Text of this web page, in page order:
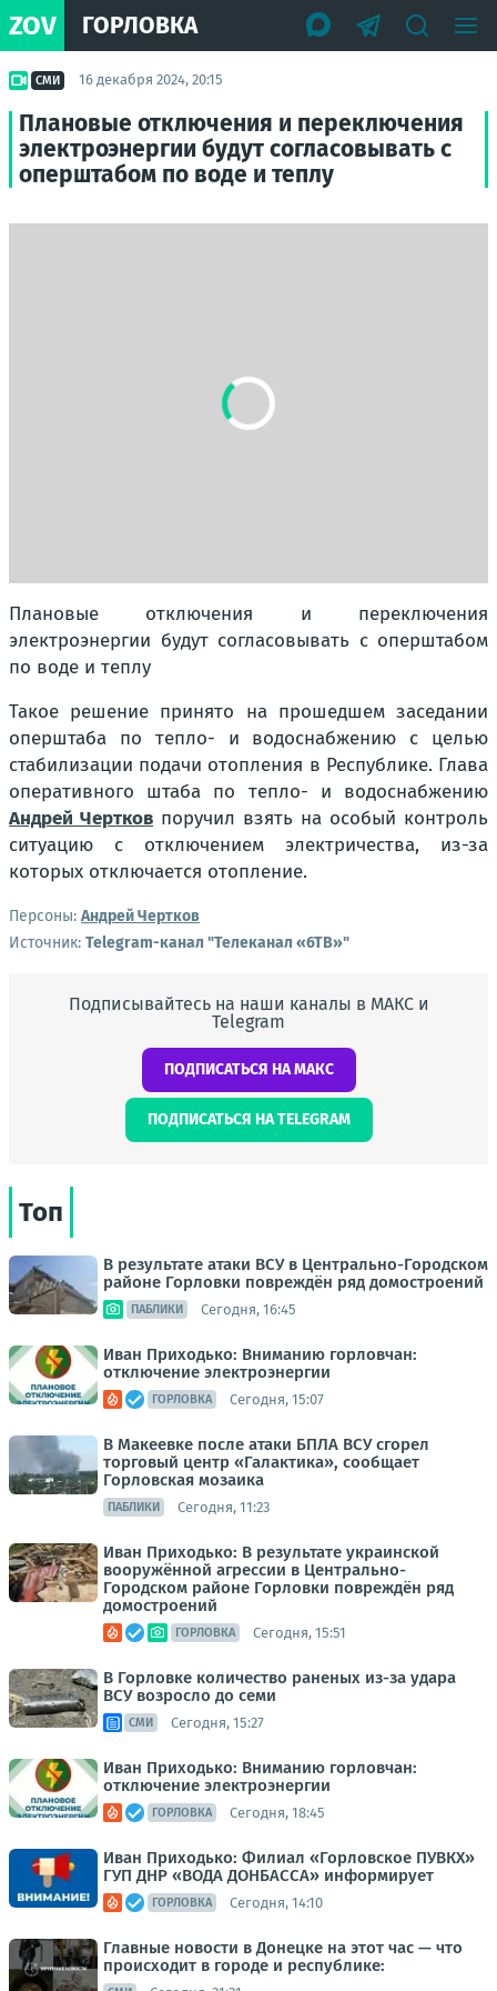
ZOV ГОРЛОВКА
СМИ 16 декабря 2024, 20:15
Плановые отключения и переключения
электроэнергии будут согласовывать с
оперштабом по воде и теплу
Плановые отключения и переключения
электроэнергии будут согласовывать с оперштабом
по воде и теплу
Такое решение принято на прошедшем заседании
оперштаба по тепло- и водоснабжению с целью
стабилизации подачи отопления в Республике. Глава
оперативного штаба по тепло- и водоснабжению
Андрей Чертков поручил взять на особый контроль
ситуацию с отключением электричества, из-за
которых отключается отопление.
Персоны: Андрей Чертков
Источник: Telegram-канал "Телеканал «6ТВ»"
Подписывайтесь на наши каналы в МАКС и
Telegram
ПОДПИСАТЬСЯ НА МАКС
ПОДПИСАТЬСЯ НА TELEGRAM
Топ
В результате атаки ВСУ в Центрально-Городском
районе Горловки повреждён ряд домостроений
ПАБЛИКИ Сегодня, 16:45
Иван Приходько: Вниманию горловчан:
отключение электроэнергии
ГОРЛОВКА Сегодня, 15:07
В Макеевке после атаки БПЛА ВСУ сгорел
торговый центр «Галактика», сообщает
Горловская мозаика
ПАБЛИКИ Сегодня, 11:23
Иван Приходько: В результате украинской
вооружённой агрессии в Центрально-
Городском районе Горловки повреждён ряд
домостроений
ГОРЛОВКА Сегодня, 15:51
В Горловке количество раненых из-за удара
ВСУ возросло до семи
СМИ Сегодня, 15:27
Иван Приходько: Вниманию горловчан:
отключение электроэнергии
ГОРЛОВКА Сегодня, 18:45
Иван Приходько: Филиал «Горловское ПУВКХ»
ГУП ДНР «ВОДА ДОНБАССА» информирует
ГОРЛОВКА Сегодня, 14:10
Главные новости в Донецке на этот час — что
происходит в городе и республике: